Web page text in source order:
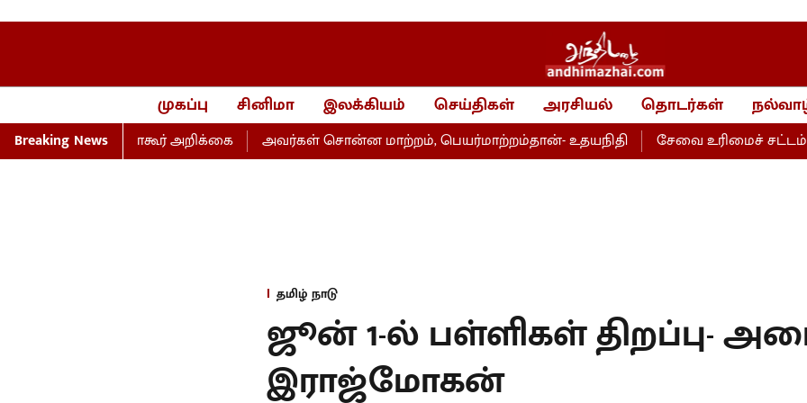
முகப்பு சினிமா இலக்கியம் செய்திகள் அரசியல் தொடர்கள்
Breaking Newsதாகூர் அறிக்கை அவர்கள் சொன்ன மாற்றம், பெயர்மாற்றம்தான்- உதயநிதி சேவை உரிமைச் சட்டம்-
தமிழ் நாடு
ஜூன் 1-ல் பள்ளிகள் திறப்பு-
இராஜ்மோகன்